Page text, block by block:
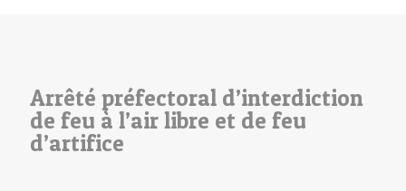
Arrêté préfectoral d’interdiction
de feu à l’air libre et de feu
d’artifice